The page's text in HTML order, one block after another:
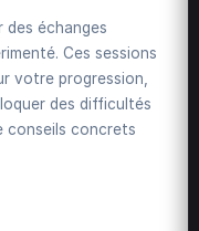
des échanges
Ces sessions
votre progression,
des difficultés
conseils concrets